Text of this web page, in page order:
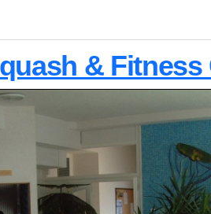
& Fitness